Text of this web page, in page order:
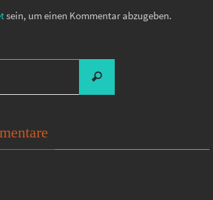
sein, um einen Kommentar abzugeben.
Suchen